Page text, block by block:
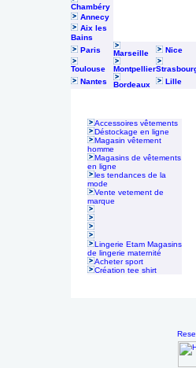
Chambéry
Annecy
Aix les
Bains
Paris
Marseille Nice
Toulouse Montpellier
Nantes
Bordeaux Lille
Accessoires vêtements
Déstockage en ligne
Magasin vêtement
homme
Magasins de vêtements
en ligne
les tendances de la
mode
Vente vetement de
marque
Lingerie Etam Magasins
de lingerie maternité
Acheter sport
Création tee shirt